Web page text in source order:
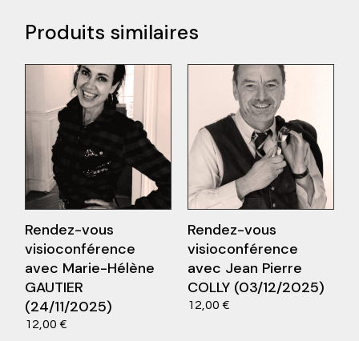
Produits similaires
Rendez-vous
visioconférence
avec Marie-Hélène
GAUTIER
(24/11/2025)
12,00€
Ce
produit
Rendez-vous
visioconférence
avec Jean Pierre
COLLY (03/12/2025)
12,00 €
Choix des options
Ce
produit